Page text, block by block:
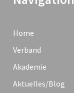
Home
Verband
Akademie
Aktuelles/Blog